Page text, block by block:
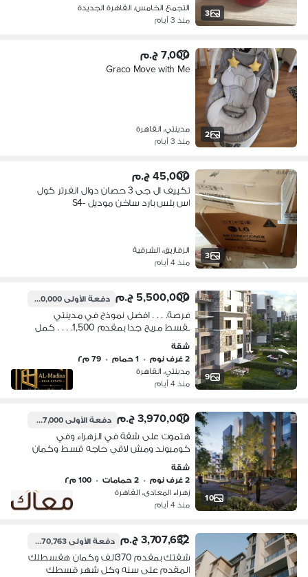
3
التجمع الخامس، القاهرة الجديدة
منذ 3 أيام
2
7,000 ج.م
Graco Move with Me
مدينتي، القاهرة
منذ 3 أيام
3
45,000 ج.م
تكييف ال جى 3 حصان دوال انفرتر كول
اس بلس بارد ساخن موديل S4-
الزقازيق، الشرقية
منذ 4 أيام
9
5,500,000 ج.م دفعة الأولى1,500,000 ج.م
فرصة. . . . افضل نموذج في مدينتي
بقسط مريح جدا بمقدم 1,500. . . . كمل
التفاصيل وكلمني
شقة
2 غرف نوم
• 1 حمام • 79 م٢
مدينتي، القاهرة
منذ 4 أيام
10
3,970,000 ج.م دفعة الأولى397,000 ج.م
هتموت على شقة في الزهراء وفي
كومبوند ومش لاقي حاجه قسط وكمان
التفاصيل
شقة
2 غرف نوم
• 2 حمامات • 100 م٢
زهراء المعادى، القاهرة
منذ 4 أيام
3,707,632 ج.م دفعة الأولى370,763 ج.م
شقتك بمقدم 370الف وكمان هقسطلك
المقدم على سنه وكل شهر قسطك